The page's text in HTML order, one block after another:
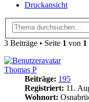
Druckansicht
3 Beiträge • Seite 1 von 1
Thomas P
Beiträge: 195
Registriert: 11.
Wohnort: